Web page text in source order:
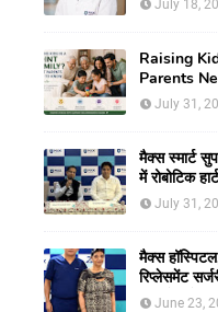
July 18,
Raising
Parents
July 31,
मैक्स स्मार्ट
में रोबोटिक
July 31,
मैक्स
रिप्लेसमेंट
हुआ सेम-डे
June 23,